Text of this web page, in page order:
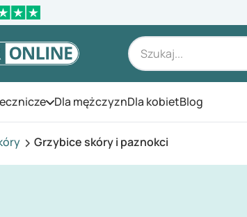
Otwórz menu
Dla mężczyznDla kobietBlog
Grzybice skóry i paznokci